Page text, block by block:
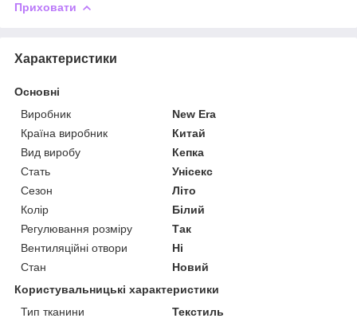
Приховати
Характеристики
Основні
Виробник
New Era
Країна виробник
Китай
Вид виробу
Кепка
Стать
Унісекс
Сезон
Літо
Колір
Білий
Регулювання розміру
Так
Вентиляційні отвори
Ні
Стан
Новий
Користувальницькі характеристики
Тип тканини
Текстиль